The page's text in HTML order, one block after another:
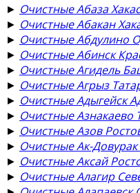
► Очистные Абаза
► Очистные Абакан
► Очистные Абдулино
► Очистные Абинск
► Очистные Агидель
► Очистные Агрыз
► Очистные Адыгейск
► Очистные Азнакаево
► Очистные Азов
► Очистные Ак-
► Очистные Аксай
► Очистные Алагир